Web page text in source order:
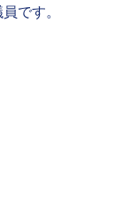
です。